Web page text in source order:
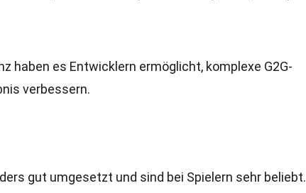
haben es Entwicklern ermöglicht, komplexe G2G-
verbessern.
gut umgesetzt und sind bei Spielern sehr beliebt.